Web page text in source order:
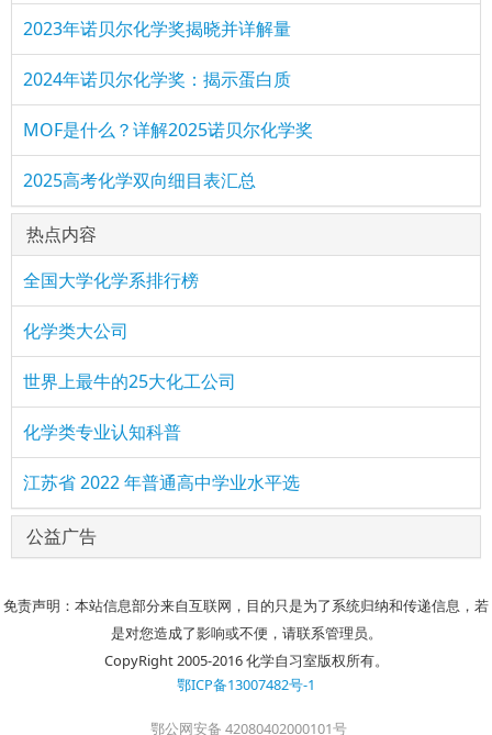
2023年诺贝尔化学奖揭晓并详解量
2024年诺贝尔化学奖：揭示蛋白质
MOF是什么？详解2025诺贝尔化学奖
2025高考化学双向细目表汇总
热点内容
全国大学化学系排行榜
化学类大公司
世界上最牛的25大化工公司
化学类专业认知科普
江苏省 2022 年普通高中学业水平选
公益广告
免责声明：本站信息部分来自互联网，目的只是为了系统归纳和传递信息，若
是对您造成了影响或不便，请联系管理员。
CopyRight 2005-2016 化学自习室版权所有。
鄂ICP备13007482号-1
鄂公网安备 42080402000101号